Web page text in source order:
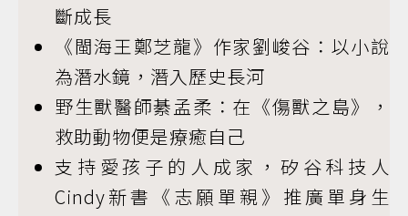
斷成長
《閩海王鄭芝龍》作家劉峻谷：以小說
為潛水鏡，潛入歷史長河
野生獸醫師綦孟柔：在《傷獸之島》，
救助動物便是療癒自己
支持愛孩子的人成家，矽谷科技人
Cindy新書《志願單親》推廣單身生